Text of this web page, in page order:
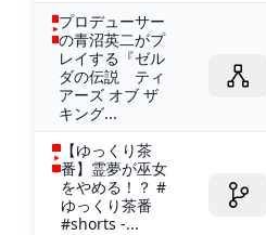
プロデューサー
の青沼英二がプ
レイする『ゼル
ダの伝説 ティ
アーズ オブ ザ
キング...
【ゆっくり茶
番】霊夢が巫女
をやめる！？ #
ゆっくり茶番
#shorts -...